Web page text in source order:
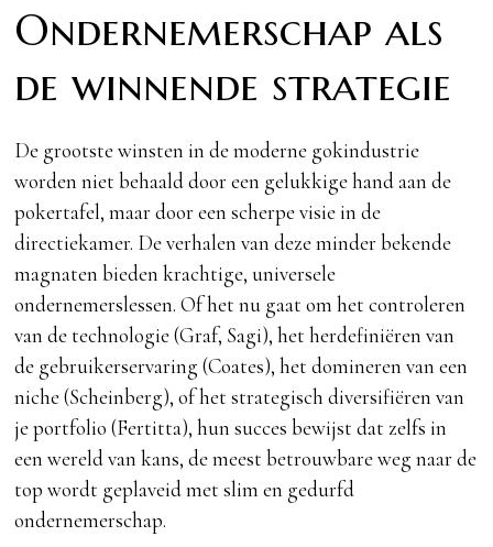
Ondernemerschap als
de winnende strategie
De grootste winsten in de moderne gokindustrie
worden niet behaald door een gelukkige hand aan de
pokertafel, maar door een scherpe visie in de
directiekamer. De verhalen van deze minder bekende
magnaten bieden krachtige, universele
ondernemerslessen. Of het nu gaat om het controleren
van de technologie (Graf, Sagi), het herdefiniëren van
de gebruikerservaring (Coates), het domineren van een
niche (Scheinberg), of het strategisch diversifiëren van
je portfolio (Fertitta), hun succes bewijst dat zelfs in
een wereld van kans, de meest betrouwbare weg naar de
top wordt geplaveid met slim en gedurfd
ondernemerschap.